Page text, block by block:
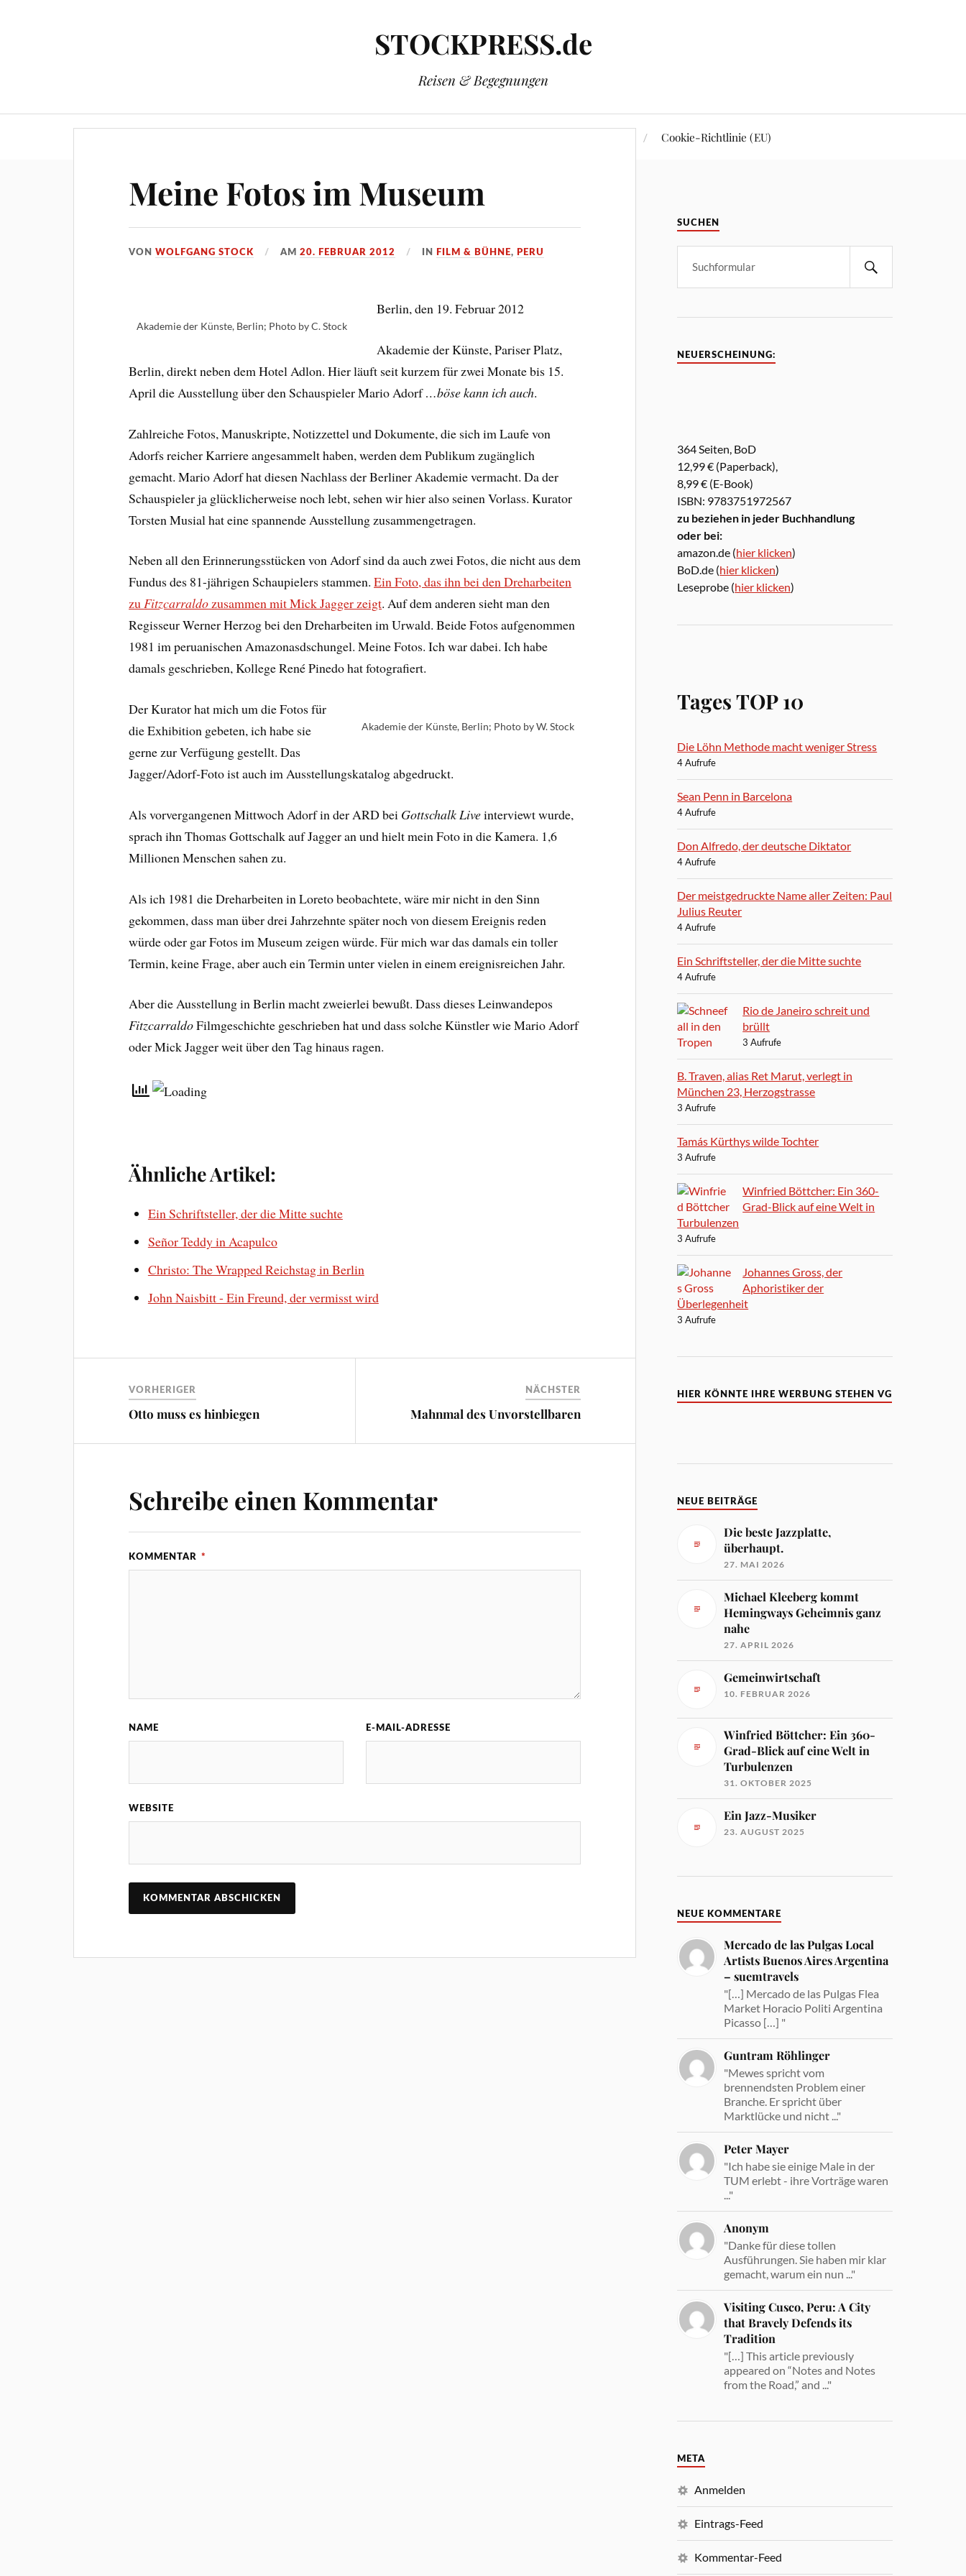
STOCKPRESS.de
Reisen & Begegnungen
Cookie-Richtlinie (EU)
Meine Fotos im Museum
VONWOLFGANG STOCK AM20. FEBRUAR 2012 IN FILM & BÜHNE, PERU
Akademie der Künste, Berlin; Photo by C. Stock
Berlin, den 19. Februar 2012
Akademie der Künste, Pariser Platz,
Berlin, direkt neben dem Hotel Adlon. Hier läuft seit kurzem für zwei Monate bis 15.
April die Ausstellung über den Schauspieler Mario Adorf…böse kann ich auch.
Zahlreiche Fotos, Manuskripte, Notizzettel und Dokumente, die sich im Laufe von
Adorfs reicher Karriere angesammelt haben, werden dem Publikum zugänglich
gemacht. Mario Adorf hat diesen Nachlass der Berliner Akademie vermacht. Da der
Schauspieler ja glücklicherweise noch lebt, sehen wir hier also seinen Vorlass. Kurator
Torsten Musial hat eine spannende Ausstellung zusammengetragen.
Neben all den Erinnerungsstücken von Adorf sind da auch zwei Fotos, die nicht aus dem
Fundus des 81-jährigen Schaupielers stammen.Ein Foto, das ihn bei den Dreharbeiten
zuFitzcarraldozusammen mit Mick Jagger zeigt. Auf dem anderen sieht man den
Regisseur Werner Herzog bei den Dreharbeiten im Urwald. Beide Fotos aufgenommen
1981 im peruanischen Amazonasdschungel. Meine Fotos. Ich war dabei. Ich habe
damals geschrieben, Kollege René Pinedo hat fotografiert.
Akademie der Künste, Berlin; Photo by W. Stock
Der Kurator hat mich um die Fotos für
die Exhibition gebeten, ich habe sie
gerne zur Verfügung gestellt. Das
Jagger/Adorf-Foto ist auch im Ausstellungskatalog abgedruckt.
Als vorvergangenen Mittwoch Adorf in der ARD bei Gottschalk Liveinterviewt wurde,
sprach ihn Thomas Gottschalk auf Jagger an und hielt mein Foto in die Kamera. 1,6
Millionen Menschen sahen zu.
Als ich 1981 die Dreharbeiten in Loreto beobachtete, wäre mir nicht in den Sinn
gekommen, dass man über drei Jahrzehnte später noch von diesem Ereignis reden
würde oder gar Fotos im Museum zeigen würde. Für mich war das damals ein toller
Termin, keine Frage, aber auch ein Termin unter vielen in einem ereignisreichen Jahr.
Aber die Ausstellung in Berlin macht zweierlei bewußt. Dass dieses Leinwandepos
FitzcarraldoFilmgeschichte geschrieben hat und dass solche Künstler wie Mario Adorf
oder Mick Jagger weit über den Tag hinaus ragen.
Ähnliche Artikel:
Ein Schriftsteller, der die Mitte suchte
Señor Teddy in Acapulco
Christo: The Wrapped Reichstag in Berlin
John Naisbitt - Ein Freund, der vermisst wird
VORHERIGER
Otto muss es hinbiegen
NÄCHSTER
Mahnmal des Unvorstellbaren
Schreibe einen Kommentar
KOMMENTAR *
NAME E-MAIL-ADRESSE
WEBSITE
SUCHEN
NEUERSCHEINUNG:
364 Seiten, BoD
12,99 € (Paperback),
8,99 € (E-Book)
ISBN: 9783751972567
zu beziehen in jeder Buchhandlung
oder bei:
amazon.de (hier klicken)
BoD.de (hier klicken)
Leseprobe (hier klicken)
Tages TOP 10
Die Löhn Methode macht weniger Stress
4 Aufrufe
Sean Penn in Barcelona
4 Aufrufe
Don Alfredo, der deutsche Diktator
4 Aufrufe
Der meistgedruckte Name aller Zeiten: Paul
Julius Reuter
4 Aufrufe
Ein Schriftsteller, der die Mitte suchte
4 Aufrufe
Rio de Janeiro schreit und
brüllt
3 Aufrufe
B. Traven, alias Ret Marut, verlegt in
München 23, Herzogstrasse
3 Aufrufe
Tamás Kürthys wilde Tochter
3 Aufrufe
Winfried Böttcher: Ein 360-
Grad-Blick auf eine Welt in
Turbulenzen
3 Aufrufe
Johannes Gross, der
Aphoristiker der
Überlegenheit
3 Aufrufe
HIER KÖNNTE IHRE WERBUNG STEHEN VG
NEUE BEITRÄGE
Die beste Jazzplatte,
überhaupt.
27. MAI 2026
Michael Kleeberg kommt
Hemingways Geheimnis ganz
nahe
27. APRIL 2026
Gemeinwirtschaft
10. FEBRUAR 2026
Winfried Böttcher: Ein 360-
Grad-Blick auf eine Welt in
Turbulenzen
31. OKTOBER 2025
Ein Jazz-Musiker
23. AUGUST 2025
NEUE KOMMENTARE
Mercado de las Pulgas Local
Artists Buenos Aires Argentina
– suemtravels
"[…] Mercado de las Pulgas Flea
Market Horacio Politi Argentina
Picasso […] "
Guntram Röhlinger
"Mewes spricht vom
brennendsten Problem einer
Branche. Er spricht über
Marktlücke und nicht ..."
Peter Mayer
"Ich habe sie einige Male in der
TUM erlebt - ihre Vorträge waren
..."
Anonym
"Danke für diese tollen
Ausführungen. Sie haben mir klar
gemacht, warum ein nun ..."
Visiting Cusco, Peru: A City
that Bravely Defends its
Tradition
"[…] This article previously
appeared on “Notes and Notes
from the Road,” and ..."
META
Anmelden
Eintrags-Feed
Kommentar-Feed